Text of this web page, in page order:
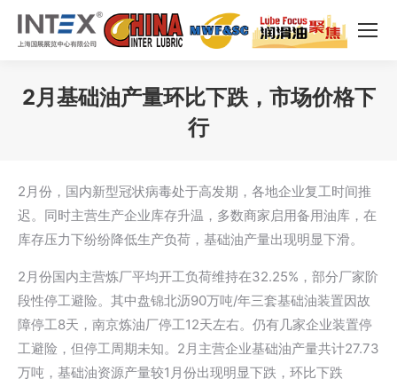
2月基础油产量环比下跌，市场价格下
行
2月份，国内新型冠状病毒处于高发期，各地企业复工时间推
迟。同时主营生产企业库存升温，多数商家启用备用油库，在
库存压力下纷纷降低生产负荷，基础油产量出现明显下滑。
2月份国内主营炼厂平均开工负荷维持在32.25%，部分厂家阶
段性停工避险。其中盘锦北沥90万吨/年三套基础油装置因故
障停工8天，南京炼油厂停工12天左右。仍有几家企业装置停
工避险，但停工周期未知。2月主营企业基础油产量共计27.73
万吨，基础油资源产量较1月份出现明显下跌，环比下跌